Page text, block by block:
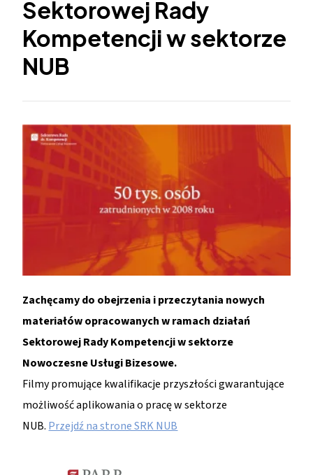
Sektorowej Rady
Kompetencji w sektorze
NUB
Zachęcamy do obejrzenia i przeczytania nowych
materiałów opracowanych w ramach działań
Sektorowej Rady Kompetencji w sektorze
Nowoczesne Usługi Bizesowe.
Filmy promujące kwalifikacje przyszłości gwarantujące
możliwość aplikowania o pracę w sektorze
NUB. Przejdź na strone SRK NUB